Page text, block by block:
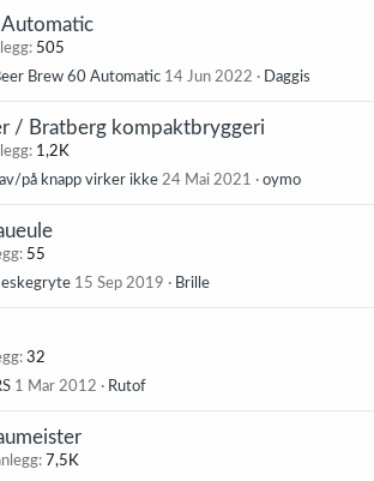
Automatic
505
Brew 60 Automatic 14 Jun 2022 Daggis
/ Bratberg kompaktbryggeri
1,2K
på knapp virker ikke 24 Mai 2021 oymo
55
15 Sep 2019 Brille
32
1 Mar 2012 Rutof
7,5K